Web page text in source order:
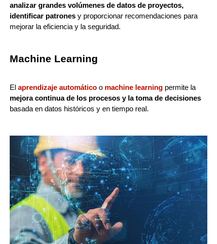
analizar grandes volúmenes de datos de proyectos,
identificar patrones y proporcionar recomendaciones para
mejorar la eficiencia y la seguridad.
Machine Learning
El aprendizaje automático o machine learning permite la
mejora continua de los procesos y la toma de decisiones
basada en datos históricos y en tiempo real.